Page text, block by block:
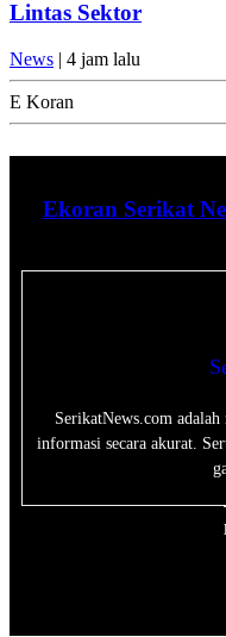
Lintas Sektor
News | 4 jam lalu
E Koran
Ekoran Serikat
SerikatNews.com
informasi secara akurat.